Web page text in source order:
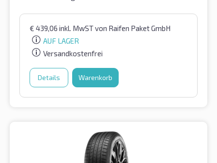
€ 439,06 inkl. MwSTvon Raifen Paket GmbH
AUF LAGER
Versandkostenfrei
Details Warenkorb